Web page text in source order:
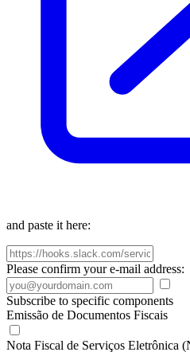
and paste it here:
Please confirm your e-mail address:
Subscribe to specific components
Emissão de Documentos Fiscais
Nota Fiscal de Serviços Eletrônica